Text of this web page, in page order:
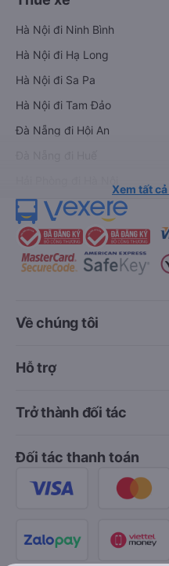
Hà Nội đi Ninh Bình
Hà Nội đi Hạ Long
Hà Nội đi Sa Pa
Hà Nội đi Tam Đảo
Đà Nẵng đi Hội An
Xem tất
Về chúng tôi
Hỗ trợ
Trở thành đối tác
Đối tác thanh toán